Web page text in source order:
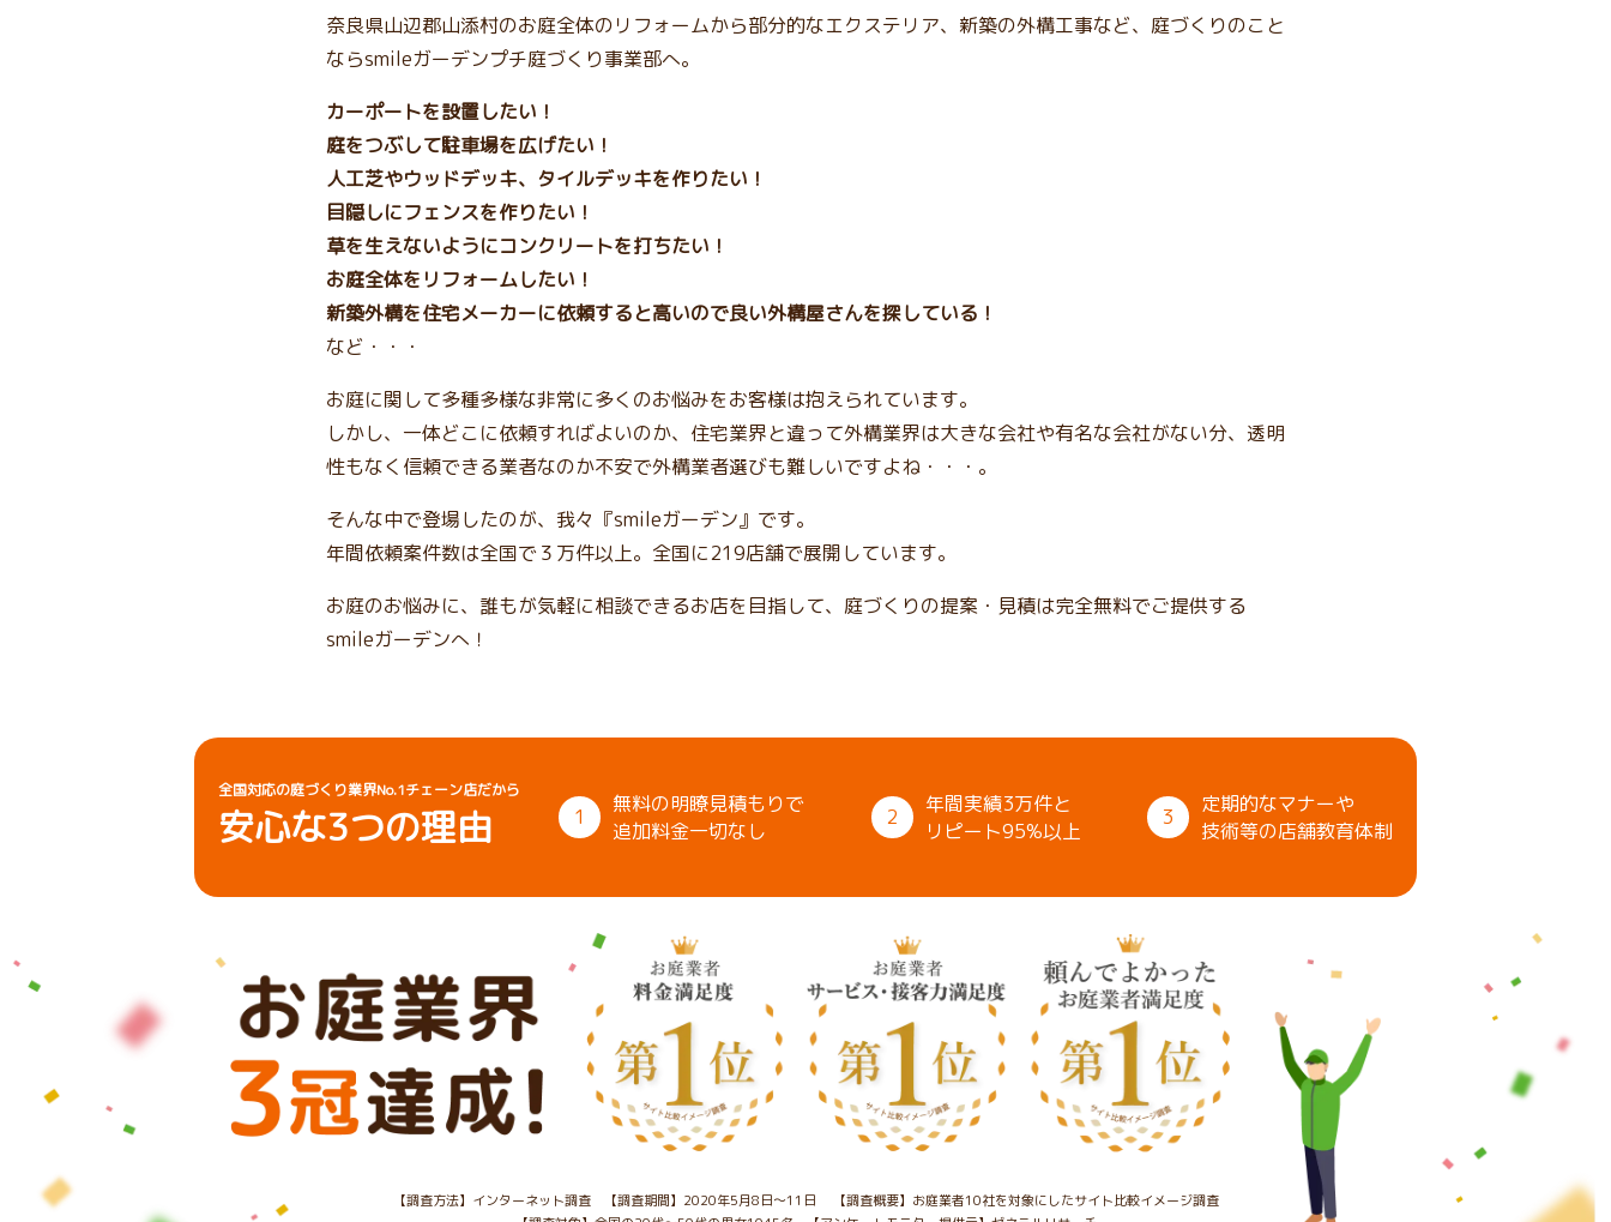
奈良県山辺郡山添村のお庭全体のリフォームから部分的なエクステリア、新築の外構工事など、庭づくりのこと
ならsmileガーデンプチ庭づくり事業部へ。
カーポートを設置したい！
庭をつぶして駐車場を広げたい！
人工芝やウッドデッキ、タイルデッキを作りたい！
目隠しにフェンスを作りたい！
草を生えないようにコンクリートを打ちたい！
お庭全体をリフォームしたい！
新築外構を住宅メーカーに依頼すると高いので良い外構屋さんを探している！
など・・・
お庭に関して多種多様な非常に多くのお悩みをお客様は抱えられています。
しかし、一体どこに依頼すればよいのか、住宅業界と違って外構業界は大きな会社や有名な会社がない分、透明
性もなく信頼できる業者なのか不安で外構業者選びも難しいですよね・・・。
そんな中で登場したのが、我々『smileガーデン』です。
年間依頼案件数は全国で３万件以上。全国に219店舗で展開しています。
お庭のお悩みに、誰もが気軽に相談できるお店を目指して、庭づくりの提案・見積は完全無料でご提供する
smileガーデンへ！
全国対応の庭づくり業界No.1チェーン店だから
安心な3つの理由 1
無料の明瞭見積もりで
追加料金一切なし
2
年間実績3万件と
リピート95%以上
3
定期的なマナーや
技術等の店舗教育体制
【調査方法】インターネット調査 【調査期間】2020年5月8日～11日
【調査概要】お庭業者10社を対象にしたサイト比較イメージ調査